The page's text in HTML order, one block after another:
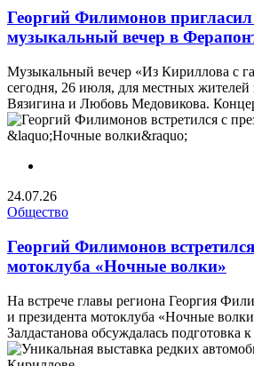
Георгий Филимонов
музыкальный вечер в
Музыкальный вечер «Из Кириллова с
сегодня, 26 июля, для местных жителей
Вязигина и Любовь Медовикова.
24.07.26
Общество
Георгий Филимонов
мотоклуба «Ночные волки»
На встрече главы региона Георгия
и президента мотоклуба «Ночные
Залдастанова обсуждалась подготовка